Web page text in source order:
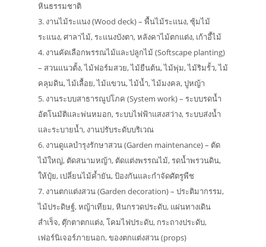
หินธรรมชาติ
3. งานไม้ระแนง (Wood deck) – พื้นไม้ระแนง, ซุ้มไม้
ระแนง, ศาลาไม้, ระแนงบังตา, หลังคาไม้ตกแต่ง, เก้าอี้ไม้
4. งานคัดเลือกพรรณไม้และปลูกไม้ (Softscape planting)
– สวนแนวตั้ง, ไม้ฟอร์มสวย, ไม้ยืนต้น, ไม้พุ่ม, ไม้ริมรั้ว, ไม้
คลุมดิน, ไม้เลื้อย, ไม้แขวน, ไม้น้ำ, ไม้มงคล, ปูหญ้า
5. งานระบบสาธารณูปโภค (System work) – ระบบรดน้ำ
อัตโนมัติและพ่นหมอก, ระบบไฟฟ้าแสงสว่าง, ระบบส่งน้ำ
และระบายน้ำ, งานปรับระดับบริเวณ
6. งานดูแลบำรุงรักษาสวน (Garden maintenance) – ตัด
ไม้ใหญ่, ตัดสนามหญ้า, ตัดแต่งพรรณไม้, รดน้ำพรวนดิน,
ให้ปุ๋ย, เปลี่ยนไม้ค้ำยัน, ป้องกันและกำจัดศัตรูพืช
7. งานตกแต่งสวน (Garden decoration) – ประติมากรรม,
ไม้ประดิษฐ์, หญ้าเทียม, หินกรวดประดับ, แผ่นทางเดิน
สำเร็จ, ตุ๊กตาตกแต่ง, โคมไฟประดับ, กระถางประดับ,
เฟอร์นิเจอร์ภายนอก, ของตกแต่งสวน (props)